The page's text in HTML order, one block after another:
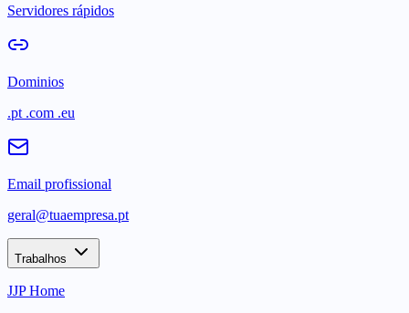
Servidores rápidos
Dominios
.pt .com .eu
Email profissional
geral@tuaempresa.pt
Trabalhos
JJP Home